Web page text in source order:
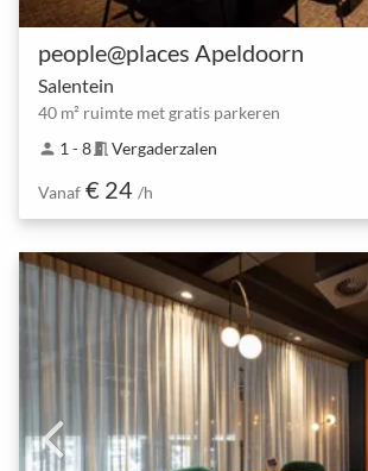
people@places Apeldoorn
Salentein
40 m² ruimte met gratis parkeren
person 1 - 8meeting_room Vergaderzalen
Vanaf € 24 /h